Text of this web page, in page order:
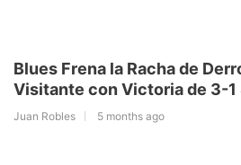
Blues Frena la Racha de
Visitante con Victoria de 3-1
Juan Robles 5 months ago